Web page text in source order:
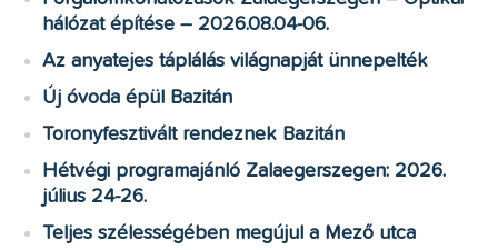
hálózat építése – 2026.08.04-06.
Az anyatejes táplálás világnapját ünnepelték
Új óvoda épül Bazitán
Toronyfesztivált rendeznek Bazitán
Hétvégi programajánló Zalaegerszegen: 2026.
július 24-26.
Teljes szélességében megújul a Mező utca